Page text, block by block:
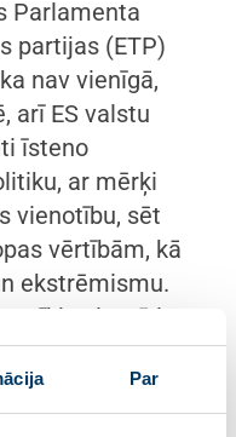
Par
Parlamenta
partijas (ETP)
nav vienīgā,
arī ES valstu
īsteno
ar mērķi
vienotību, sēt
vērtībām, kā
ekstrēmismu.
tīkls Eiropā ir
ir
Savienības un
arī ES